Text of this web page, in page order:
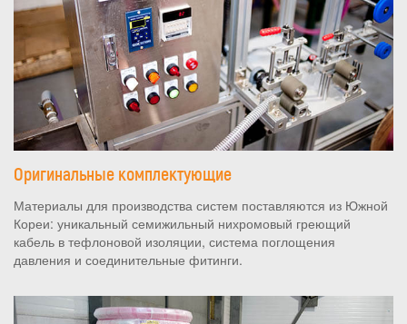
Оригинальные комплектующие
Материалы для производства систем поставляются из Южной
Кореи: уникальный семижильный нихромовый греющий
кабель в тефлоновой изоляции, система поглощения
давления и соединительные фитинги.